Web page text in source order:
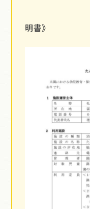
《
明書》